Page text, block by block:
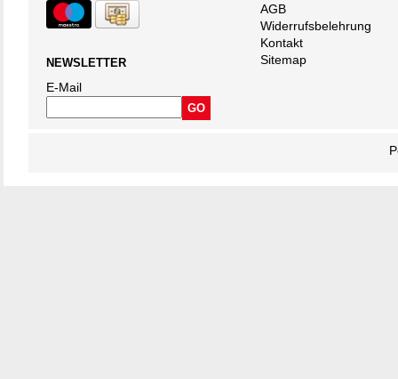
NEWSLETTER
E-Mail
AGB
Widerrufsbelehrung
Kontakt
Sitemap